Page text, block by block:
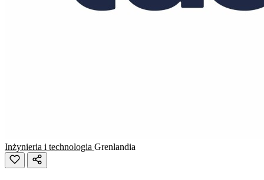
Inżynieria i technologia Grenlandia